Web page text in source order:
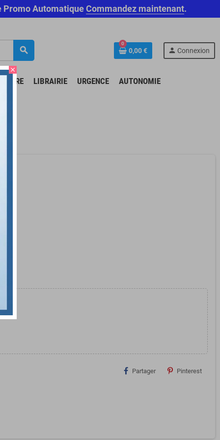
Promo AutomatiqueCommandez maintenant.
search
0
0,00 € person Connexion
ÊTRE LIBRAIRIE URGENCE AUTONOMIE
Partager Pinterest
close